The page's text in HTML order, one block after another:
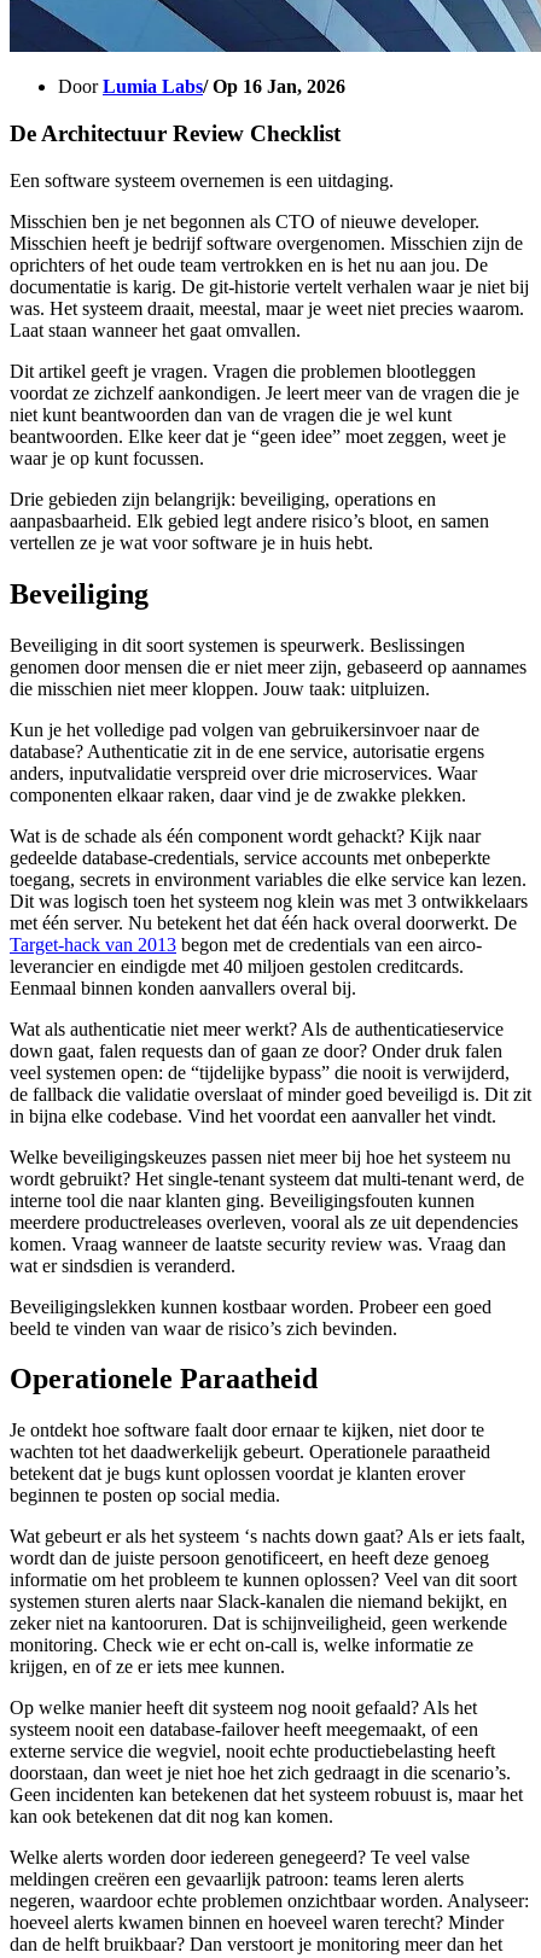
DoorLumia Labs/ Op 16 Jan, 2026
De Architectuur Review Checklist
Een software systeem overnemen is een uitdaging.
Misschien ben je net begonnen als CTO of nieuwe developer.
Misschien heeft je bedrijf software overgenomen. Misschien zijn de
oprichters of het oude team vertrokken en is het nu aan jou. De
documentatie is karig. De git-historie vertelt verhalen waar je niet bij
was. Het systeem draait, meestal, maar je weet niet precies waarom.
Laat staan wanneer het gaat omvallen.
Dit artikel geeft je vragen. Vragen die problemen blootleggen
voordat ze zichzelf aankondigen. Je leert meer van de vragen die je
niet kunt beantwoorden dan van de vragen die je wel kunt
beantwoorden. Elke keer dat je “geen idee” moet zeggen, weet je
waar je op kunt focussen.
Drie gebieden zijn belangrijk: beveiliging, operations en
aanpasbaarheid. Elk gebied legt andere risico’s bloot, en samen
vertellen ze je wat voor software je in huis hebt.
Beveiliging
Beveiliging in dit soort systemen is speurwerk. Beslissingen
genomen door mensen die er niet meer zijn, gebaseerd op aannames
die misschien niet meer kloppen. Jouw taak: uitpluizen.
Kun je het volledige pad volgen van gebruikersinvoer naar de
database? Authenticatie zit in de ene service, autorisatie ergens
anders, inputvalidatie verspreid over drie microservices. Waar
componenten elkaar raken, daar vind je de zwakke plekken.
Wat is de schade als één component wordt gehackt? Kijk naar
gedeelde database-credentials, service accounts met onbeperkte
toegang, secrets in environment variables die elke service kan lezen.
Dit was logisch toen het systeem nog klein was met 3 ontwikkelaars
met één server. Nu betekent het dat één hack overal doorwerkt. De
Target-hack van 2013 begon met de credentials van een airco-
leverancier en eindigde met 40 miljoen gestolen creditcards.
Eenmaal binnen konden aanvallers overal bij.
Wat als authenticatie niet meer werkt? Als de authenticatieservice
down gaat, falen requests dan of gaan ze door? Onder druk falen
veel systemen open: de “tijdelijke bypass” die nooit is verwijderd,
de fallback die validatie overslaat of minder goed beveiligd is. Dit zit
in bijna elke codebase. Vind het voordat een aanvaller het vindt.
Welke beveiligingskeuzes passen niet meer bij hoe het systeem nu
wordt gebruikt? Het single-tenant systeem dat multi-tenant werd, de
interne tool die naar klanten ging. Beveiligingsfouten kunnen
meerdere productreleases overleven, vooral als ze uit dependencies
komen. Vraag wanneer de laatste security review was. Vraag dan
wat er sindsdien is veranderd.
Beveiligingslekken kunnen kostbaar worden. Probeer een goed
beeld te vinden van waar de risico’s zich bevinden.
Operationele Paraatheid
Je ontdekt hoe software faalt door ernaar te kijken, niet door te
wachten tot het daadwerkelijk gebeurt. Operationele paraatheid
betekent dat je bugs kunt oplossen voordat je klanten erover
beginnen te posten op social media.
Wat gebeurt er als het systeem ‘s nachts down gaat? Als er iets faalt,
wordt dan de juiste persoon genotificeert, en heeft deze genoeg
informatie om het probleem te kunnen oplossen? Veel van dit soort
systemen sturen alerts naar Slack-kanalen die niemand bekijkt, en
zeker niet na kantooruren. Dat is schijnveiligheid, geen werkende
monitoring. Check wie er echt on-call is, welke informatie ze
krijgen, en of ze er iets mee kunnen.
Op welke manier heeft dit systeem nog nooit gefaald? Als het
systeem nooit een database-failover heeft meegemaakt, of een
externe service die wegviel, nooit echte productiebelasting heeft
doorstaan, dan weet je niet hoe het zich gedraagt in die scenario’s.
Geen incidenten kan betekenen dat het systeem robuust is, maar het
kan ook betekenen dat dit nog kan komen.
Welke alerts worden door iedereen genegeerd? Te veel valse
meldingen creëren een gevaarlijk patroon: teams leren alerts
negeren, waardoor echte problemen onzichtbaar worden. Analyseer:
hoeveel alerts kwamen binnen en hoeveel waren terecht? Minder
dan de helft bruikbaar? Dan verstoort je monitoring meer dan het